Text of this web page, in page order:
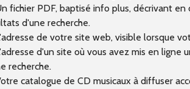
fichier PDF, baptisé info plus, décrivant
d'une recherche.
de votre site web, visible lorsque
d'un site où vous avez mis en
recherche.
catalogue de CD musicaux à diffuser